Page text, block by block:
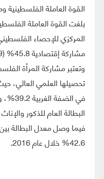
القوة العاملة الفلسطينية
وتعتبر مشاركة المرأة
تحصيلها العلمي العالي،
42.6% خلال عام 2016.